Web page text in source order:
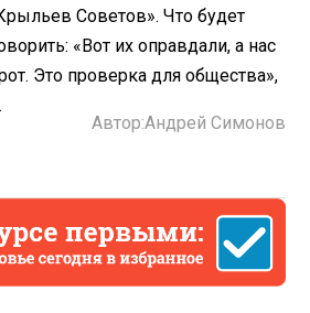
Советов». Что будет
«Вот их оправдали, а нас
Это проверка для общества»,
Автор:Андрей Симонов